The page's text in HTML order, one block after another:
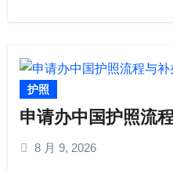
护照
申请办中国护照流
8 月 9, 2026